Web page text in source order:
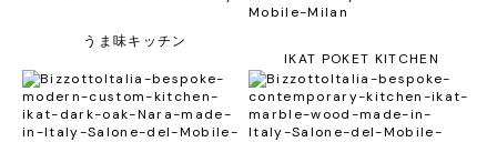
うま味キッチン
IKAT POKET KITCHEN